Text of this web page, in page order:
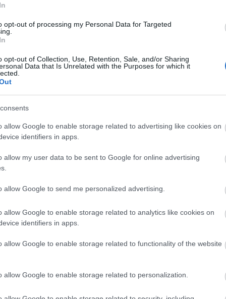
opt-out of processing my Personal Data for Targeted
opt-out of Collection, Use, Retention, Sale, and/or Sharing
Data that Is Unrelated with the Purposes for which it
allow Google to enable storage related to advertising like cookies on
identifiers in apps.
allow my user data to be sent to Google for online advertising
allow Google to send me personalized advertising.
allow Google to enable storage related to analytics like cookies on
identifiers in apps.
allow Google to enable storage related to functionality of the website
allow Google to enable storage related to personalization.
elején Londonban,
Webber szeretné tesztelni milyen fogadtatásra
a kiadókat is arról, hogy a közönség vevő
„Szeretnénk a felújított Macskákat a
Nicole elvállalja ott is a szerepet. Ugyanis azt
Államokban”– mondtaWebber, aki szerint az
lenne a színpadi karrierjére koncentrálni.
Sok éve nem találkoztam hozzá hasonló
A felújított, és decemberben a londoni West
i visszatérését egyelőre hivatalosan nem